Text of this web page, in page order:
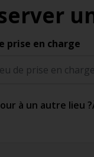
du partenaire
prise en charge
à un autre lieu ?